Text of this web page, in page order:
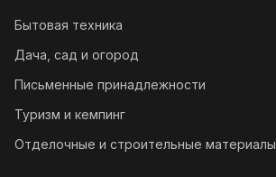
Бытовая техника
Дача, сад и огород
Письменные принадлежности
Туризм и кемпинг
Отделочные и строительные материалы